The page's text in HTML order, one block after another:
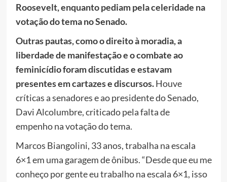
Roosevelt, enquanto pediam pela celeridade na
votação do tema no Senado.
Outras pautas, como o direito à moradia, a
liberdade de manifestação e o combate ao
feminicídio foram discutidas e estavam
presentes em cartazes e discursos.Houve
críticas a senadores e ao presidente do Senado,
Davi Alcolumbre, criticado pela falta de
empenho na votação do tema.
Marcos Biangolini, 33 anos, trabalha na escala
6×1 em uma garagem de ônibus. “Desde que eu me
conheço por gente eu trabalho na escala 6×1, isso